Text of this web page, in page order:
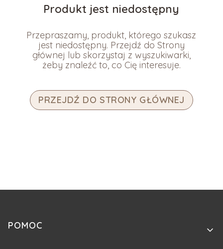
Produkt jest niedostępny
Przepraszamy, produkt, którego szukasz
jest niedostępny. Przejdź do Strony
głównej lub skorzystaj z wyszukiwarki,
żeby znaleźć to, co Cię interesuje.
PRZEJDŹ DO STRONY GŁÓWNEJ
Linki w stopce
POMOC